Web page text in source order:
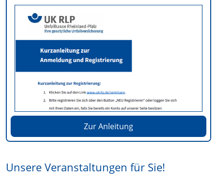
Zur Anleitung
Unsere Veranstaltungen für Sie!